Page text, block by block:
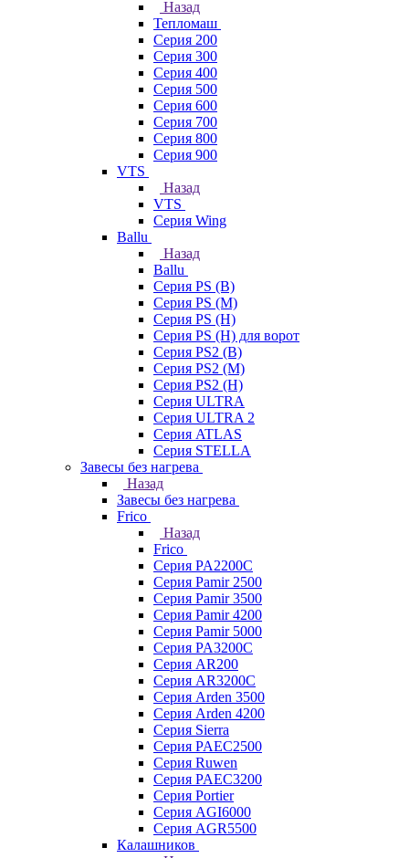
Назад
Тепломаш
Серия 200
Серия 300
Серия 400
Серия 500
Серия 600
Серия 700
Серия 800
Серия 900
VTS
Назад
VTS
Серия Wing
Ballu
Назад
Ballu
Серия PS (B)
Серия PS (M)
Серия PS (H)
Серия PS (H) для ворот
Серия PS2 (B)
Серия PS2 (M)
Серия PS2 (H)
Серия ULTRA
Серия ULTRA 2
Серия ATLAS
Серия STELLA
Завесы без нагрева
Назад
Завесы без нагрева
Frico
Назад
Frico
Серия PA2200C
Серия Pamir 2500
Серия Pamir 3500
Серия Pamir 4200
Серия Pamir 5000
Серия PA3200C
Серия AR200
Серия AR3200C
Серия Arden 3500
Серия Arden 4200
Серия Sierra
Серия PAEC2500
Серия Ruwen
Серия PAEC3200
Серия Portier
Серия AGI6000
Серия AGR5500
Калашников